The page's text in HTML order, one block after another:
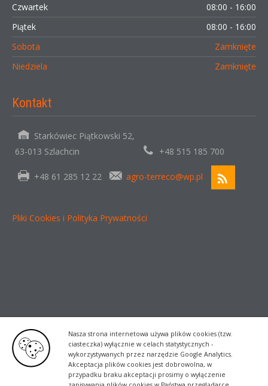
Nasza strona internetowa używa plików cookies (tzw.
ciasteczka) wyłącznie w celach statystycznych -
wykorzystywanych przez narzędzie Google Analytics.
Akceptacja plików cookies jest dobrowolna, w
przypadku braku akceptacji prosimy o wyłączenie
Czwartek
08:00 - 16:00
Piątek
08:00 - 16:00
Sobota
Zamknięte
Niedziela
Zamknięte
Kontakt
Starkówiec Piątkowski 52,
63-013 Szlachcin
+48 515 185 700
+48 61 285 12 22 agro-terreco@wp.pl
Pliki Cookies i Polityka Prywatności